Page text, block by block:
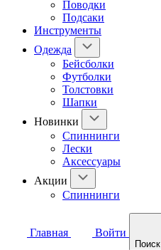
Поводки
Подсаки
Инструменты
Одежда
Бейсболки
Футболки
Толстовки
Шапки
Новинки
Спиннинги
Лески
Аксессуары
Акции
Спиннинги
Главная Войти
Поиск